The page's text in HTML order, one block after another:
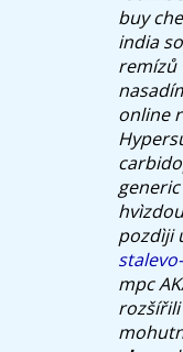
buy
india
remízů
online
pozdìji
mpc
rozšířili